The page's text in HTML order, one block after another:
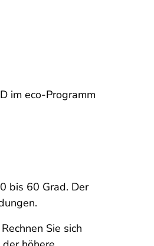
im eco-Programm
bis 60 Grad. Der
Sie sich